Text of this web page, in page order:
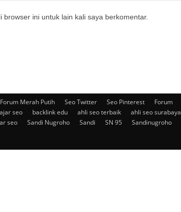
ini untuk lain kali saya berkomentar.
Forum Merah Putih Seo Twitter Seo Pinterest Forum
seo backlink edu ahli seo terbaik ahli seo surabaya
seo Sandi Nugroho Sandi SN 95 Sandinugroho